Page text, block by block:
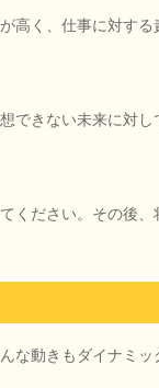
高く、仕事に対す
できない未来に対
ください。その後
な動きもダイナミッ